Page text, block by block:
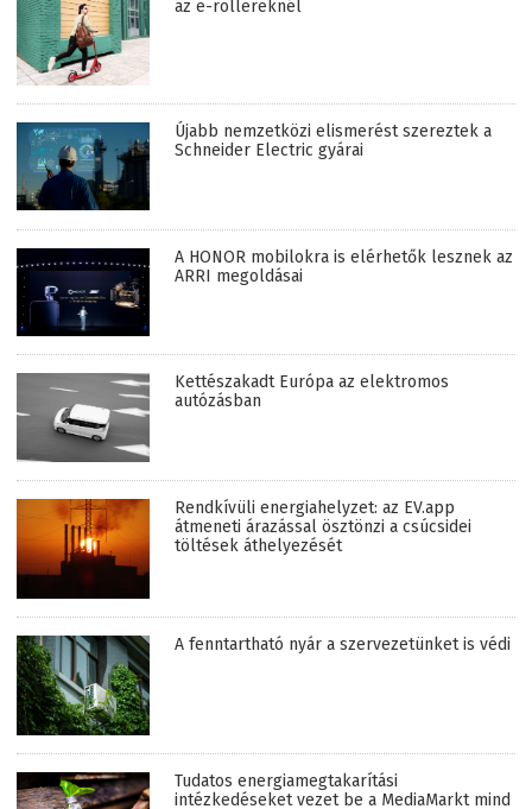
az e-rollereknél
Újabb nemzetközi elismerést szereztek a
Schneider Electric gyárai
A HONOR mobilokra is elérhetők lesznek az
ARRI megoldásai
Kettészakadt Európa az elektromos
autózásban
Rendkívüli energiahelyzet: az EV.app
átmeneti árazással ösztönzi a csúcsidei
töltések áthelyezését
A fenntartható nyár a szervezetünket is védi
Tudatos energiamegtakarítási
intézkedéseket vezet be a MediaMarkt mind